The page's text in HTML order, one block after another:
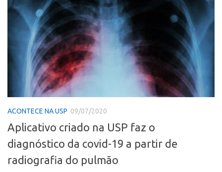
INCTs
PRPI/USP
InovaUSP
Comunicação
Eventos
Fala Inovação
Premiações
Edição 2017
Edição 2019
Chamamento
Pesquisa na USP
EMBRAPIIs
CPEs
CEPIDs
INCTs
ACONTECE NA USP 09/07/2020
Aplicativo criado na USP faz o
diagnóstico da covid-19 a partir de
radiografia do pulmão